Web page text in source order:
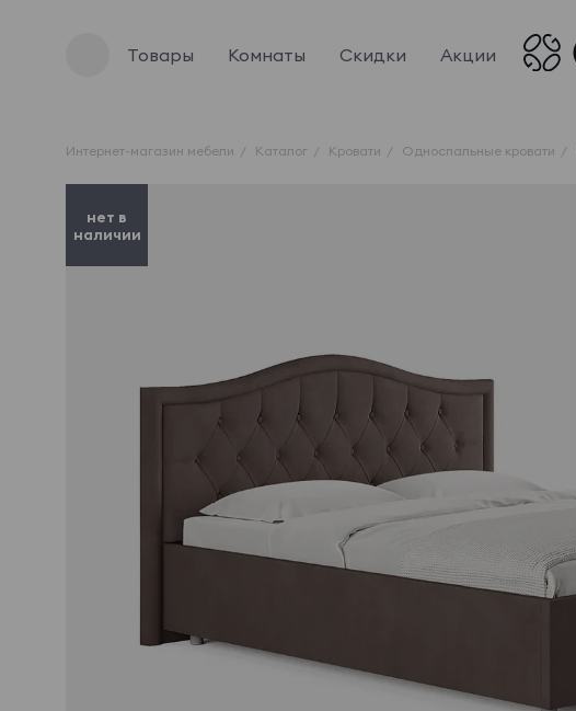
Товары Комнаты Скидки Акции
Интернет-магазин мебели Каталог Кровати Односпальные кровати
нет в
наличии